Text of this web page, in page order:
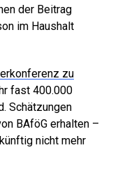
der Beitrag
im Haushalt
zu
fast 400.000
Schätzungen
BAföG erhalten –
nicht mehr